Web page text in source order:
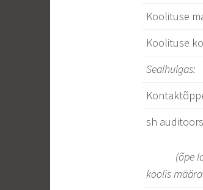
Koolituse
Koolituse
Sealhulgas:
sh
(õpe
koolis m